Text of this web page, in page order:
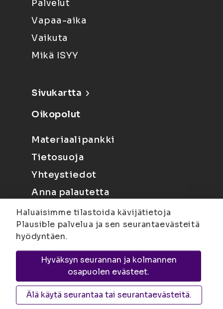
Palvelut
Vapaa-aika
Vaikuta
Mikä ISYY
Sivukartta
Oikopolut
Materiaalipankki
Tietosuoja
Yhteystiedot
Anna palautetta
Joensuu
Suvantokatu 6, 80100 Joensuu |
KuopioYliopistonranta 15, PL 1627, 70211
Kuopio
Haluaisimme tilastoida kävijätietoja
Plausible palvelua ja sen seurantaevästeitä
hyödyntäen.
Hyväksyn seurannan ja kolmannen
osapuolen evästeet.
Älä käytä seurantaa tai seurantaevästeitä.